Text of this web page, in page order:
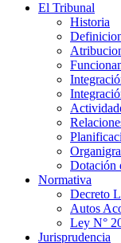
El Tribunal
Historia
Dotación
Normativa
Decreto
Autos
Ley N°
Jurisprudencia